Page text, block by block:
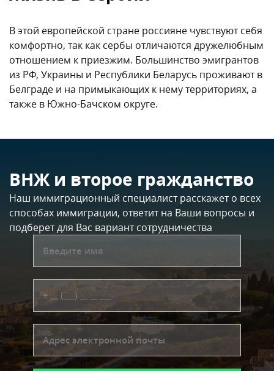
В этой европейской стране россияне чувствуют себя
комфортно, так как сербы отличаются дружелюбным
отношением к приезжим. Большинство эмигрантов
из РФ, Украины и Республики Беларусь проживают в
Белграде и на примыкающих к нему территориях, а
также в Южно-Бачском округе.
ВНЖ и второе гражданство
Наш иммиграционный специалист расскажет о всех
способах иммиграции, ответит на Ваши вопросы и
подберет для Вас вариант сотрудничества